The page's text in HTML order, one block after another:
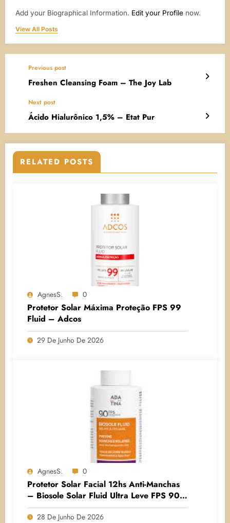
Add your Biographical Information. Edit your Profile now.
View All Posts
Previous post
Freshen Cleansing Foam – The Joy Lab
Next post
Ácido Hialurônico 1,5% – Etat Pur
RELATED POSTS
AgnesS. 0
Protetor Solar Máxima Proteção FPS 99
Fluid – Adcos
29 De Junho De 2026
AgnesS. 0
Protetor Solar Facial 12hs Anti-Manchas
– Biosole Solar Fluid Ultra Leve FPS 90
– Ada Tina
28 De Junho De 2026